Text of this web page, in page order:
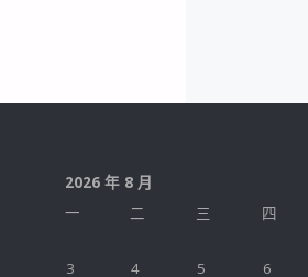
2026 年 8 月
一
二 三 四
3
4 5 6